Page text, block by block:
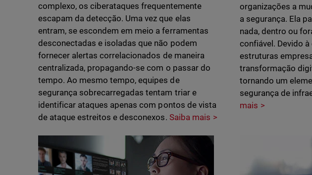
complexo, os ciberataques frequentemente
escapam da detecção. Uma vez que elas
entram, se escondem em meio a ferramentas
desconectadas e isoladas que não podem
fornecer alertas correlacionados de maneira
centralizada, propagando-se com o passar do
tempo. Ao mesmo tempo, equipes de
segurança sobrecarregadas tentam triar e
identificar ataques apenas com pontos de vista
de ataque estreitos e desconexos. Saiba mais
organizações a
a segurança. Ela
nada, dentro ou
confiável. Devido
estruturas
transformação
tornando um
segurança de
mais